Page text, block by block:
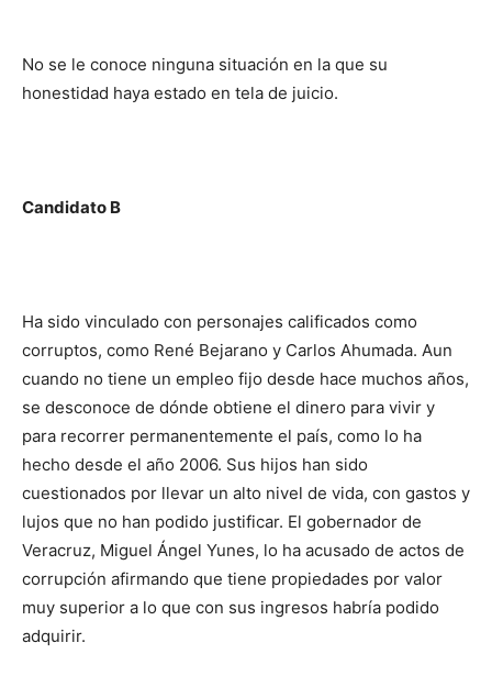
No se le conoce ninguna situación en la que su
honestidad haya estado en tela de juicio.
Candidato B
Ha sido vinculado con personajes calificados como
corruptos, como René Bejarano y Carlos Ahumada. Aun
cuando no tiene un empleo fijo desde hace muchos años,
se desconoce de dónde obtiene el dinero para vivir y
para recorrer permanentemente el país, como lo ha
hecho desde el año 2006. Sus hijos han sido
cuestionados por llevar un alto nivel de vida, con gastos y
lujos que no han podido justificar. El gobernador de
Veracruz, Miguel Ángel Yunes, lo ha acusado de actos de
corrupción afirmando que tiene propiedades por valor
muy superior a lo que con sus ingresos habría podido
adquirir.